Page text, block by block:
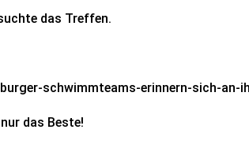
das Treffen.
schwimmteams-erinnern-sich-an-
das Beste!